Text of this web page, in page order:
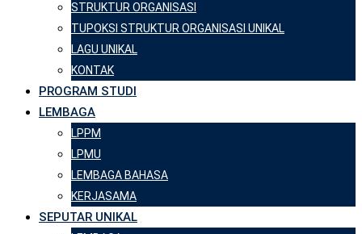
STRUKTUR ORGANISASI
TUPOKSI STRUKTUR ORGANISASI UNIKAL
LAGU UNIKAL
KONTAK
PROGRAM STUDI
LEMBAGA
LPPM
LPMU
LEMBAGA BAHASA
KERJASAMA
SEPUTAR UNIKAL